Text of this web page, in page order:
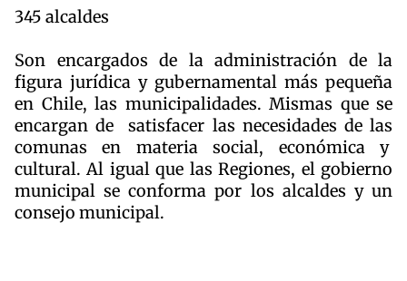
345 alcaldes
Son encargados de la administración de la
figura jurídica y gubernamental más pequeña
en Chile, las municipalidades. Mismas que se
encargan de satisfacer las necesidades de las
comunas en materia social, económica y
cultural. Al igual que las Regiones, el gobierno
municipal se conforma por los alcaldes y un
consejo municipal.